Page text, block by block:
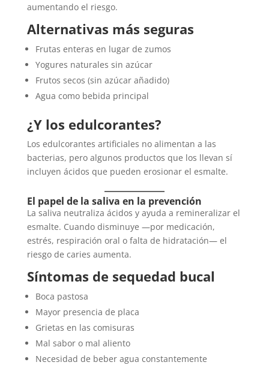
aumentando el riesgo.
Alternativas más seguras
Frutas enteras en lugar de zumos
Yogures naturales sin azúcar
Frutos secos (sin azúcar añadido)
Agua como bebida principal
¿Y los edulcorantes?
Los edulcorantes artificiales no alimentan a las
bacterias, pero algunos productos que los llevan sí
incluyen ácidos que pueden erosionar el esmalte.
El papel de la saliva en la prevención
La saliva neutraliza ácidos y ayuda a remineralizar el
esmalte. Cuando disminuye —por medicación,
estrés, respiración oral o falta de hidratación— el
riesgo de caries aumenta.
Síntomas de sequedad bucal
Boca pastosa
Mayor presencia de placa
Grietas en las comisuras
Mal sabor o mal aliento
Necesidad de beber agua constantemente